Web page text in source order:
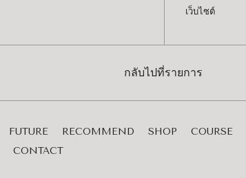
เว็บไซต์
กลับไปที่รายการ
FUTURE RECOMMEND SHOP COURSE
CONTACT